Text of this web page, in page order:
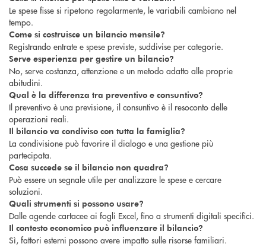
Le spese fisse si ripetono regolarmente, le variabili cambiano nel
tempo.
Come si costruisce un bilancio mensile?
Registrando entrate e spese previste, suddivise per categorie.
Serve esperienza per gestire un bilancio?
No, serve costanza, attenzione e un metodo adatto alle proprie
abitudini.
Qual è la differenza tra preventivo e consuntivo?
Il preventivo è una previsione, il consuntivo è il resoconto delle
operazioni reali.
Il bilancio va condiviso con tutta la famiglia?
La condivisione può favorire il dialogo e una gestione più
partecipata.
Cosa succede se il bilancio non quadra?
Può essere un segnale utile per analizzare le spese e cercare
soluzioni.
Quali strumenti si possono usare?
Dalle agende cartacee ai fogli Excel, fino a strumenti digitali specifici.
Il contesto economico può influenzare il bilancio?
Sì, fattori esterni possono avere impatto sulle risorse familiari.